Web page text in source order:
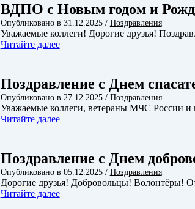
ВДПО с Новым годом и
Опубликовано в 31.12.2025/ Поздравления
Уважаемые коллеги! Дорогие друзья!
Читайте далее
Поздравление с Днем
Опубликовано в 27.12.2025/ Поздравления
Уважаемые коллеги, ветераны МЧС России
Читайте далее
Поздравление с Днем
Опубликовано в 05.12.2025/ Поздравления
Дорогие друзья! Добровольцы! Волонтёры!
Читайте далее